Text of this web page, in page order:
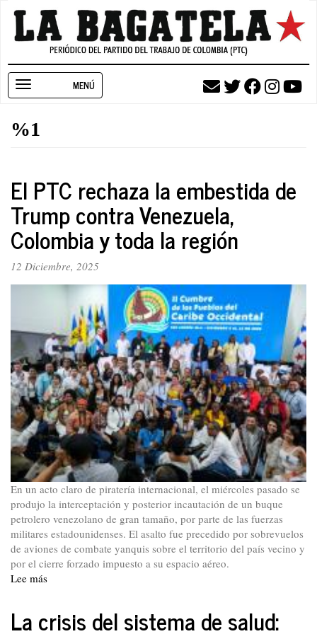
Pasar
contenido
navigation
%1
El PTC rechaza la embestida de
Trump contra Venezuela,
Colombia y toda la región
12 Diciembre, 2025
En un acto claro de piratería internacional, el miércoles pasado se
produjo la interceptación y posterior incautación de un buque
petrolero venezolano de gran tamaño, por parte de las fuerzas
militares estadounidenses. El asalto fue precedido por sobrevuelos
de aviones de combate yanquis sobre el territorio del país vecino y
por el cierre forzado impuesto a su espacio aéreo.
Lee más
rechaza
La crisis del sistema de salud: